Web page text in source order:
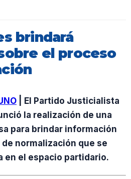
brindará
el proceso
| El Partido Justicialista
la realización de una
para brindar información
normalización que se
en el espacio partidario.